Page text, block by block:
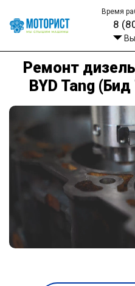
Время
8
Ремонт
BYD Tang